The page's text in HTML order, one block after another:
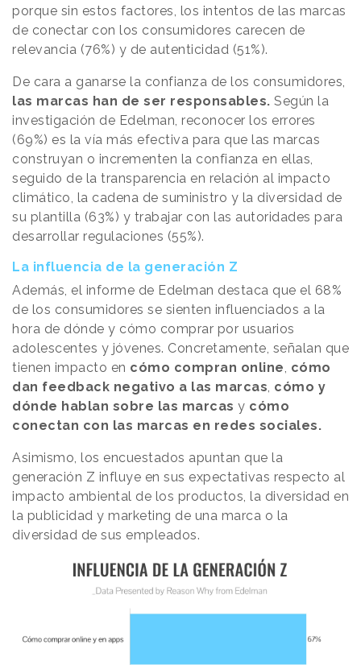
porque sin estos factores, los intentos de las marcas
de conectar con los consumidores carecen de
relevancia (76%) y de autenticidad (51%).
De cara a ganarse la confianza de los consumidores,
las marcas han de ser responsables. Según la
investigación de Edelman, reconocer los errores
(69%) es la vía más efectiva para que las marcas
construyan o incrementen la confianza en ellas,
seguido de la transparencia en relación al impacto
climático, la cadena de suministro y la diversidad de
su plantilla (63%) y trabajar con las autoridades para
desarrollar regulaciones (55%).
La influencia de la generación Z
Además, el informe de Edelman destaca que el 68%
de los consumidores se sienten influenciados a la
hora de dónde y cómo comprar por usuarios
adolescentes y jóvenes. Concretamente, señalan que
tienen impacto en cómo compran online, cómo
dan feedback negativo a las marcas, cómo y
dónde hablan sobre las marcas y cómo
conectan con las marcas en redes sociales.
Asimismo, los encuestados apuntan que la
generación Z influye en sus expectativas respecto al
impacto ambiental de los productos, la diversidad en
la publicidad y marketing de una marca o la
diversidad de sus empleados.